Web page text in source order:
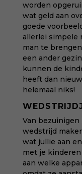
worden
wat geld aan
goede
allerlei simpele
man te
een ander
kunnen de
heeft dan
helemaal niks!
Van
wedstrijd
wat jullie aan
met je
aan welke